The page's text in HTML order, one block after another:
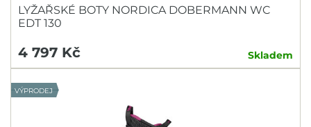
LYŽAŘSKÉ BOTY NORDICA DOBERMANN WC
EDT 130
4 797 Kč Skladem
VÝPRODEJ